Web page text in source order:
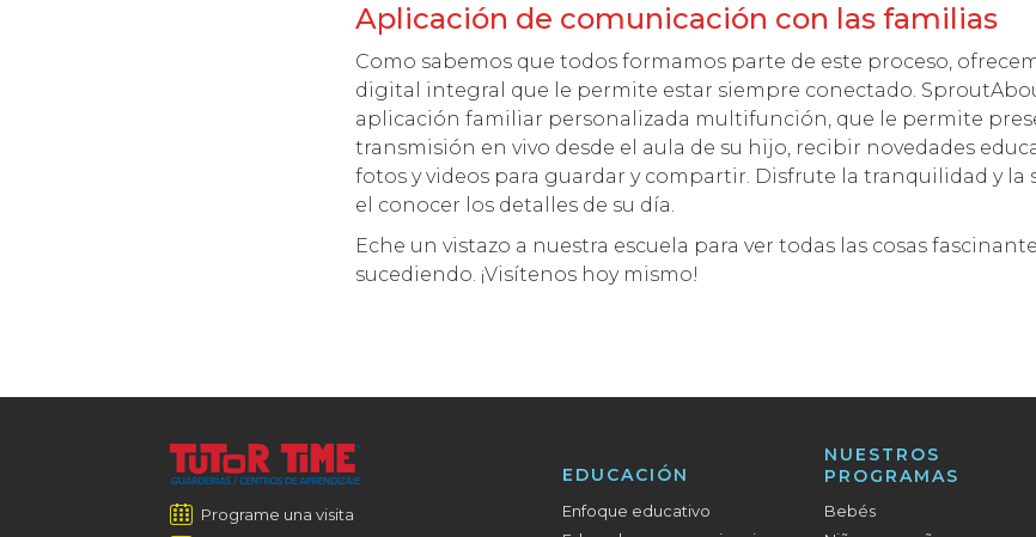
Aplicación de comunicación con las familias
Como sabemos que todos formamos parte de este proceso,
digital integral que le permite estar siempre conectado.
aplicación familiar personalizada multifunción, que le permite
transmisión en vivo desde el aula de su hijo, recibir novedades
fotos y videos para guardar y compartir. Disfrute la tranquilidad y la
el conocer los detalles de su día.
Eche un vistazo a nuestra escuela para ver todas las cosas
sucediendo. ¡Visítenos hoy mismo!
Programe una visita
EDUCACIÓN
Enfoque educativo
NUESTROS
PROGRAMAS
Bebés